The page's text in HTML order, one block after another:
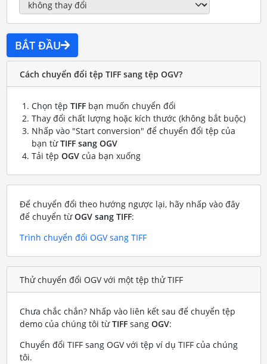
BẮT ĐẦU
Cách chuyển đổi tệp TIFF sang tệp OGV?
Chọn tệp TIFFbạn muốn chuyển đổi
Thay đổi chất lượng hoặc kích thước (không bắt buộc)
Nhấp vào "Start conversion" để chuyển đổi tệp của
bạn từTIFF sang OGV
Tải tệp OGVcủa bạn xuống
Để chuyển đổi theo hướng ngược lại, hãy nhấp vào đây
để chuyển từOGV sang TIFF:
Trình chuyển đổi OGV sang TIFF
Thử chuyển đổi OGV với một tệp thử TIFF
Chưa chắc chắn? Nhấp vào liên kết sau để chuyển tệp
demo của chúng tôi từTIFFsang OGV:
Chuyển đổi TIFF sang OGV với tệp ví dụ TIFF của chúng
tôi.